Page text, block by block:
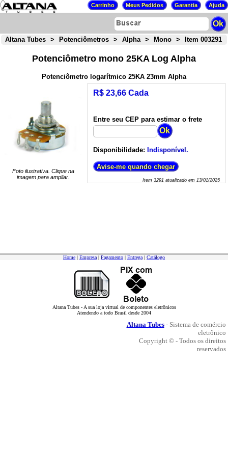
Altana Tubes > Potenciômetros > Alpha > Mono > Item 003291
Potenciômetro mono 25KA Log Alpha
Potenciômetro logarítmico 25KA 23mm Alpha
Foto ilustrativa. Clique na
imagem para ampliar.
R$ 23,66 Cada
Entre seu CEP para estimar o frete
Disponibilidade: Indisponível.
Item 3291atualizado em 13/01/2025
Home | Empresa | Pagamento | Entrega | Catálogo
Altana Tubes - A sua loja virtual de componentes eletrônicos
Atendendo a todo Brasil desde 2004
Altana Tubes- Sistema de comércio
eletrônico
Copyright © - Todos os direitos
reservados